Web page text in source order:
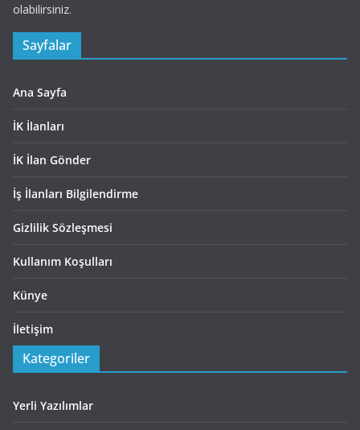
olabilirsiniz.
Sayfalar
Ana Sayfa
İK İlanları
İK İlan Gönder
İş İlanları Bilgilendirme
Gizlilik Sözleşmesi
Kullanım Koşulları
Künye
İletişim
Kategoriler
Yerli Yazılımlar